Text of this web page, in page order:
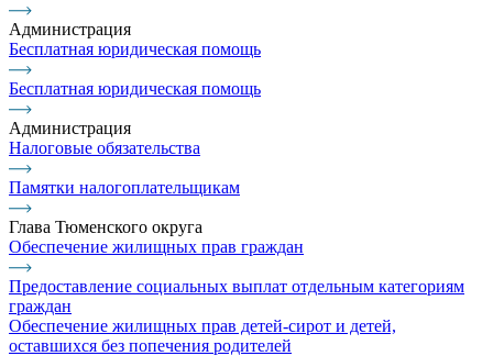
Администрация
Бесплатная юридическая помощь
Бесплатная юридическая помощь
Администрация
Налоговые обязательства
Памятки налогоплательщикам
Глава Тюменского округа
Обеспечение жилищных прав граждан
Предоставление социальных выплат отдельным категориям
граждан
Обеспечение жилищных прав детей-сирот и детей,
оставшихся без попечения родителей